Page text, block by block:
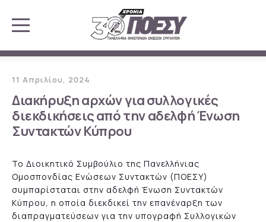
11 Απριλίου, 2024
Διακήρυξη αρχών για συλλογικές
διεκδικήσεις από την αδελφή Ένωση
Συντακτών Κύπρου
Το Διοικητικό Συμβούλιο της Πανελλήνιας
Ομοσπονδίας Ενώσεων Συντακτών (ΠΟΕΣΥ)
συμπαρίσταται στην αδελφή Ένωση Συντακτών
Κύπρου, η οποία διεκδικεί την επανέναρξη των
διαπραγματεύσεων για την υπογραφή Συλλογικών